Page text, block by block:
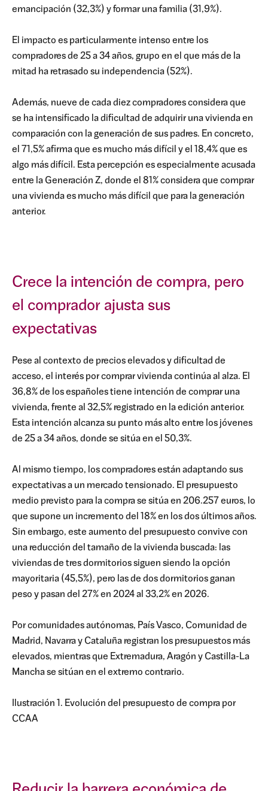
emancipación (32,3%) y formar una familia (31,9%).
El impacto es particularmente intenso entre los
compradores de 25 a 34 años, grupo en el que más de la
mitad ha retrasado su independencia (52%).
Además, nueve de cada diez compradores considera que
se ha intensificado la dificultad de adquirir una vivienda en
comparación con la generación de sus padres. En concreto,
el 71,5% afirma que es mucho más difícil y el 18,4% que es
algo más difícil. Esta percepción es especialmente acusada
entre la Generación Z, donde el 81% considera que comprar
una vivienda es mucho más difícil que para la generación
anterior.
Crece la intención de compra, pero
el comprador ajusta sus
expectativas
Pese al contexto de precios elevados y dificultad de
acceso, el interés por comprar vivienda continúa al alza. El
36,8% de los españoles tiene intención de comprar una
vivienda, frente al 32,5% registrado en la edición anterior.
Esta intención alcanza su punto más alto entre los jóvenes
de 25 a 34 años, donde se sitúa en el 50,3%.
Al mismo tiempo, los compradores están adaptando sus
expectativas a un mercado tensionado. El presupuesto
medio previsto para la compra se sitúa en 206.257 euros, lo
que supone un incremento del 18% en los dos últimos años.
Sin embargo, este aumento del presupuesto convive con
una reducción del tamaño de la vivienda buscada: las
viviendas de tres dormitorios siguen siendo la opción
mayoritaria (45,5%), pero las de dos dormitorios ganan
peso y pasan del 27% en 2024 al 33,2% en 2026.
Por comunidades autónomas, País Vasco, Comunidad de
Madrid, Navarra y Cataluña registran los presupuestos más
elevados, mientras que Extremadura, Aragón y Castilla-La
Mancha se sitúan en el extremo contrario.
Ilustración 1. Evolución del presupuesto de compra por
CCAA